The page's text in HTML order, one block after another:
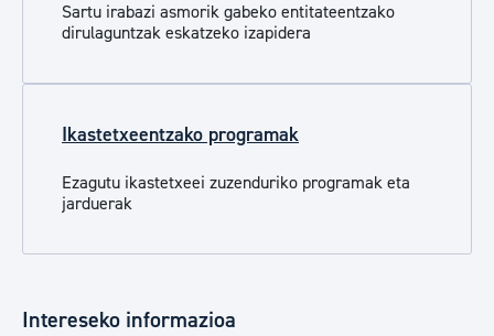
Sartu irabazi asmorik gabeko entitateentzako
dirulaguntzak eskatzeko izapidera
Ikastetxeentzako programak
Ezagutu ikastetxeei zuzenduriko programak eta
jarduerak
Intereseko informazioa